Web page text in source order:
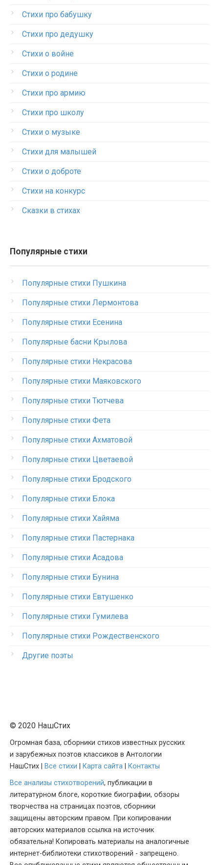
Стихи про бабушку
Стихи про дедушку
Стихи о войне
Стихи о родине
Стихи про армию
Стихи про школу
Стихи о музыке
Стихи для малышей
Стихи о доброте
Стихи на конкурс
Сказки в стихах
Популярные стихи
Популярные стихи Пушкина
Популярные стихи Лермонтова
Популярные стихи Есенина
Популярные басни Крылова
Популярные стихи Некрасова
Популярные стихи Маяковского
Популярные стихи Тютчева
Популярные стихи Фета
Популярные стихи Ахматовой
Популярные стихи Цветаевой
Популярные стихи Бродского
Популярные стихи Блока
Популярные стихи Хайяма
Популярные стихи Пастернака
Популярные стихи Асадова
Популярные стихи Бунина
Популярные стихи Евтушенко
Популярные стихи Гумилева
Популярные стихи Рождественского
Другие поэты
© 2020 НашСтих
Огромная база, сборники стихов известных русских
и зарубежных поэтов классиков в Антологии
НашСтих |
Все стихи Карта сайта
Контакты
Все анализы стихотворений, публикации в
литературном блоге, короткие биографии, обзоры
творчества на страницах поэтов, сборники
защищены авторским правом. При копировании
авторских материалов ссылка на источник
обязательна! Копировать материалы на аналогичные
интернет-библиотеки стихотворений - запрещено.